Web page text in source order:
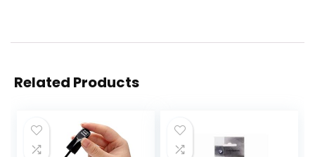
Related Products